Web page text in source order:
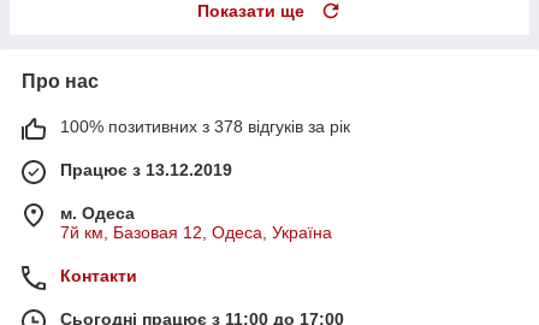
Показати ще
Про нас
100% позитивних з 378 відгуків за рік
Працює з 13.12.2019
м. Одеса
7й км, Базовая 12, Одеса, Україна
Контакти
Сьогодні працює з 11:00 до 17:00